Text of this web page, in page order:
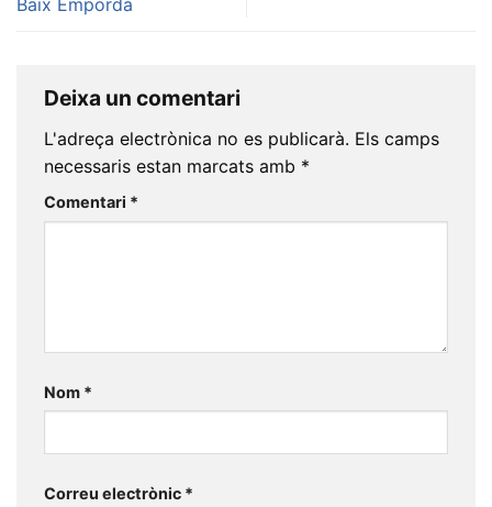
Baix Empordà
Deixa un comentari
L'adreça electrònica no es publicarà. Els camps
necessaris estan marcats amb *
Comentari *
Nom *
Correu electrònic *